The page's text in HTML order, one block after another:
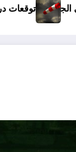
2026 في الجزائر